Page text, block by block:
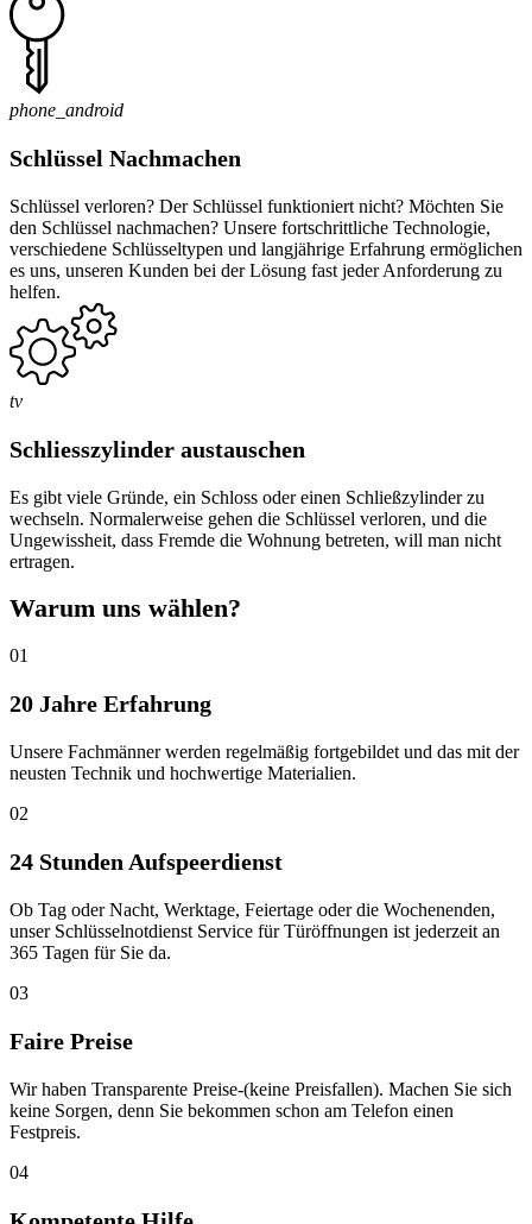
phone_android
Schlüssel Nachmachen
Schlüssel verloren? Der Schlüssel funktioniert nicht? Möchten Sie
den Schlüssel nachmachen? Unsere fortschrittliche Technologie,
verschiedene Schlüsseltypen und langjährige Erfahrung ermöglichen
es uns, unseren Kunden bei der Lösung fast jeder Anforderung zu
helfen.
tv
Schliesszylinder austauschen
Es gibt viele Gründe, ein Schloss oder einen Schließzylinder zu
wechseln. Normalerweise gehen die Schlüssel verloren, und die
Ungewissheit, dass Fremde die Wohnung betreten, will man nicht
ertragen.
Warum uns wählen?
01
20 Jahre Erfahrung
Unsere Fachmänner werden regelmäßig fortgebildet und das mit der
neusten Technik und hochwertige Materialien.
02
24 Stunden Aufspeerdienst
Ob Tag oder Nacht, Werktage, Feiertage oder die Wochenenden,
unser Schlüsselnotdienst Service für Türöffnungen ist jederzeit an
365 Tagen für Sie da.
03
Faire Preise
Wir haben Transparente Preise-(keine Preisfallen). Machen Sie sich
keine Sorgen, denn Sie bekommen schon am Telefon einen
Festpreis.
04